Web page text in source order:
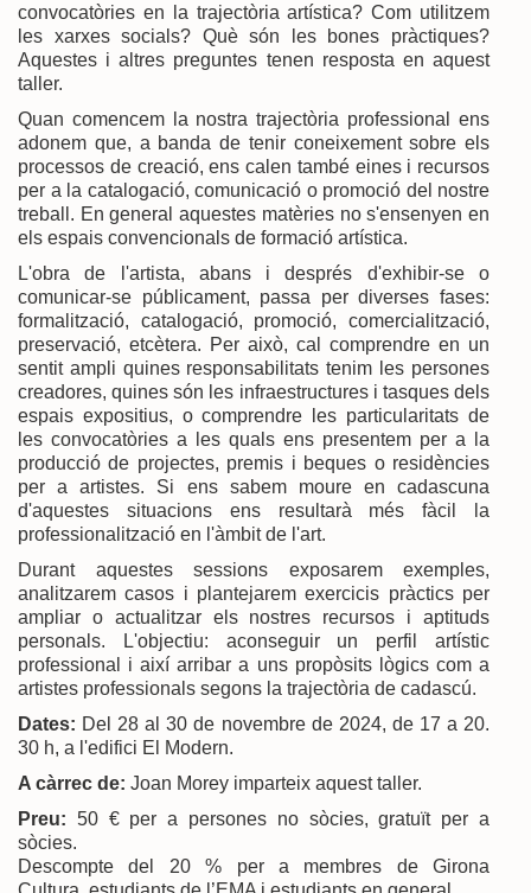
convocatòries en la trajectòria artística? Com utilitzem
les xarxes socials? Què són les bones pràctiques?
Aquestes i altres preguntes tenen resposta en aquest
taller.
Quan comencem la nostra trajectòria professional ens
adonem que, a banda de tenir coneixement sobre els
processos de creació, ens calen també eines i recursos
per a la catalogació, comunicació o promoció del nostre
treball. En general aquestes matèries no s'ensenyen en
els espais convencionals de formació artística.
L'obra de l'artista, abans i després d'exhibir-se o
comunicar-se públicament, passa per diverses fases:
formalització, catalogació, promoció, comercialització,
preservació, etcètera. Per això, cal comprendre en un
sentit ampli quines responsabilitats tenim les persones
creadores, quines són les infraestructures i tasques dels
espais expositius, o comprendre les particularitats de
les convocatòries a les quals ens presentem per a la
producció de projectes, premis i beques o residències
per a artistes. Si ens sabem moure en cadascuna
d'aquestes situacions ens resultarà més fàcil la
professionalització en l'àmbit de l'art.
Durant aquestes sessions exposarem exemples,
analitzarem casos i plantejarem exercicis pràctics per
ampliar o actualitzar els nostres recursos i aptituds
personals. L'objectiu: aconseguir un perfil artístic
professional i així arribar a uns propòsits lògics com a
artistes professionals segons la trajectòria de cadascú.
Dates: Del 28 al 30 de novembre de 2024, de 17 a 20.
30 h, a l'edifici El Modern.
A càrrec de: Joan Morey imparteix aquest taller.
Preu: 50 € per a persones no sòcies, gratuït per a
sòcies.
Descompte del 20 % per a membres de Girona